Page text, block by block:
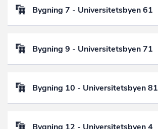
Bygning 7 - Universitetsbyen 61
Bygning 9 - Universitetsbyen 71
Bygning 10 - Universitetsbyen 81